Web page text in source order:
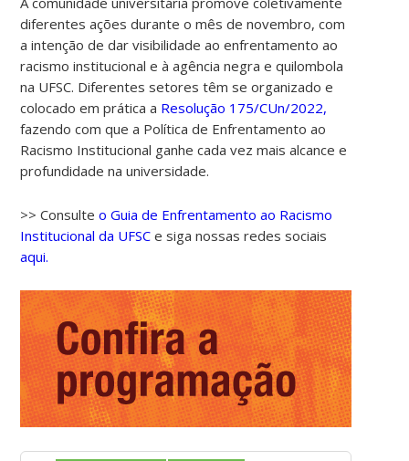
diferentes ações durante o mês de novembro, com
a intenção de dar visibilidade ao enfrentamento ao
racismo institucional e à agência negra e quilombola
na UFSC. Diferentes setores têm se organizado e
colocado em prática a Resolução 175/CUn/2022,
fazendo com que a Política de Enfrentamento ao
Racismo Institucional ganhe cada vez mais alcance e
profundidade na universidade.
>> Consulteo Guia de Enfrentamento ao Racismo
Institucional da UFSC e siga nossas redes sociais
aqui.
00:00
02:00
03:00
04:00
05:00